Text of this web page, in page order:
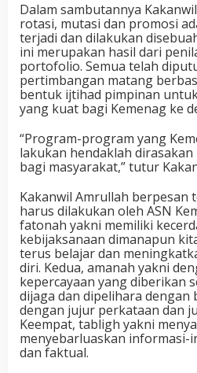
Dalam sambutannya
rotasi, mutasi dan promosi
terjadi dan dilakukan
ini merupakan hasil dari
portofolio. Semua telah
pertimbangan matang
bentuk ijtihad pimpinan
yang kuat bagi Kemenag ke
“Program-program yang
lakukan hendaklah
bagi masyarakat,” tutur
Kakanwil Amrullah berpesan
harus dilakukan oleh ASN
fatonah yakni memiliki
kebijaksanaan dimanapun
terus belajar dan
diri. Kedua, amanah yakni
kepercayaan yang diberikan
dijaga dan dipelihara dengan
dengan jujur perkataan dan
Keempat, tabligh yakni
menyebarluaskan informasi-
dan faktual.